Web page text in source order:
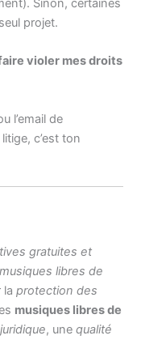
Sinon, certaines
projet.
violer mes droits
l’email de
c’est ton
gratuites et
libres de
laprotection des
musiques libres de
, unequalité